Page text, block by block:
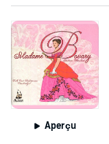
Aperçu